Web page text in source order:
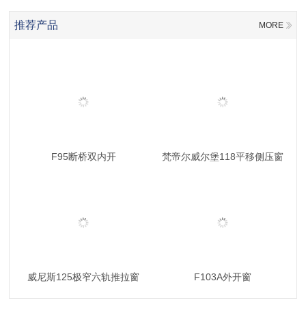
推荐产品 MORE
F95断桥双内开 梵帝尔威尔堡118平移侧压窗
威尼斯125极窄六轨推拉窗 F103A外开窗